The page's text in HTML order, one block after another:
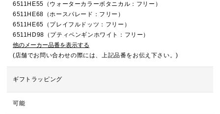
6511HE55（ウォーターカラーボタニカル：フリー）
6511HE68（ホースパレード：フリー）
6511HE65（プレイフルドッツ：フリー）
6511HD98（プティペンギンホワイト：フリー）
他のメーカー品番を表示する
(店舗でお問い合わせの際には、上記品番をお伝え下さい。)
ギフトラッピング
可能